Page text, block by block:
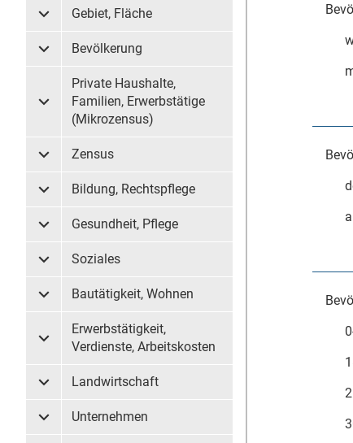
Untermenü Gebiet, Fläche
Gebiet, Fläche
Untermenü Bevölkerung
Bevölkerung
Untermenü Private Haushalte, Familien, Erwerbstätige
Private Haushalte,
Familien, Erwerbstätige
(Mikrozensus)
Untermenü Zensus
Zensus
Untermenü Bildung, Rechtspflege
Bildung, Rechtspflege
Untermenü Gesundheit, Pflege
Gesundheit, Pflege
Untermenü Soziales
Soziales
Untermenü Bautätigkeit, Wohnen
Bautätigkeit, Wohnen
Untermenü Erwerbstätigkeit, Verdienste, Arbeitskosten
Erwerbstätigkeit,
Verdienste, Arbeitskosten
Untermenü Landwirtschaft
Landwirtschaft
Untermenü Unternehmen
Unternehmen